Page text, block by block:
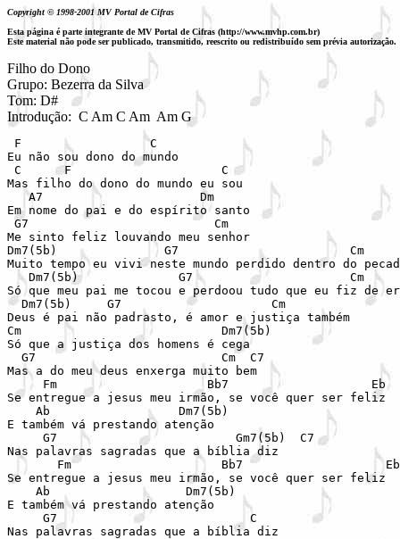
Copyright © 1998-2001 MV Portal de Cifras
Esta página é parte integrante de MV Portal de Cifras (http://www.mvhp.com.br)
Este material não pode ser publicado, transmitido, reescrito ou redistribuído sem prévia autorização.
Filho do Dono
Grupo: Bezerra da Silva
Tom: D#
Introdução:  C Am C Am  Am G
F                  C
Eu não sou dono do mundo
C      F                     C
Mas filho do dono do mundo eu sou
   A7                      Dm
Em nome do pai e do espírito santo
G7                          Cm
Me sinto feliz louvando meu senhor
Dm7(5b)               G7                        Cm
Muito tempo eu vivi neste mundo perdido dentro do
   Dm7(5b)              G7                      Cm
Só que meu pai me tocou e perdoou tudo que eu fiz de
  Dm7(5b)     G7                     Cm
Deus é pai não padrasto, é amor e justiça também
Cm                            Dm7(5b)
Só que a justiça dos homens é cega
  G7                          Cm  C7
Mas a do meu deus enxerga muito bem
     Fm                     Bb7                    Eb
Se entregue a jesus meu irmão, se você quer ser feliz
    Ab                  Dm7(5b)
E também vá prestando atenção
     G7                         Gm7(5b)  C7
Nas palavras sagradas que a bíblia diz
       Fm                     Bb7                    Eb
Se entregue a jesus meu irmão, se você quer ser feliz
    Ab                   Dm7(5b)
E também vá prestando atenção
     G7                           C
Nas palavras sagradas que a bíblia diz